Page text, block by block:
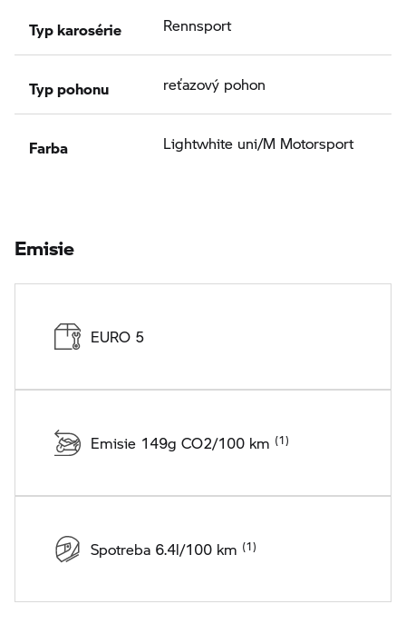
Typ karosérie Rennsport
Typ pohonu reťazový pohon
Farba Lightwhite uni/M Motorsport
Emisie
EURO 5
Emisie 149g CO2/100 km
Spotreba 6.4l/100 km